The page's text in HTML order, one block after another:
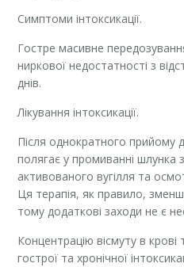
Cимптоми інтоксикації.
Гостре масивне
ниркової недостатності з
днів.
Лікування інтоксикації.
Після однократного прийому
полягає у промиванні
активованого вугілля та
Ця терапія, як правило,
тому додаткові заходи не є
Концентрацію вісмуту в крові
гострої та хронічної